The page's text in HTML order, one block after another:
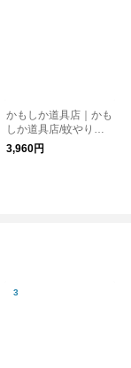
かもしか道具店｜かも
しか道具店/蚊やりス
タンド
3,960円